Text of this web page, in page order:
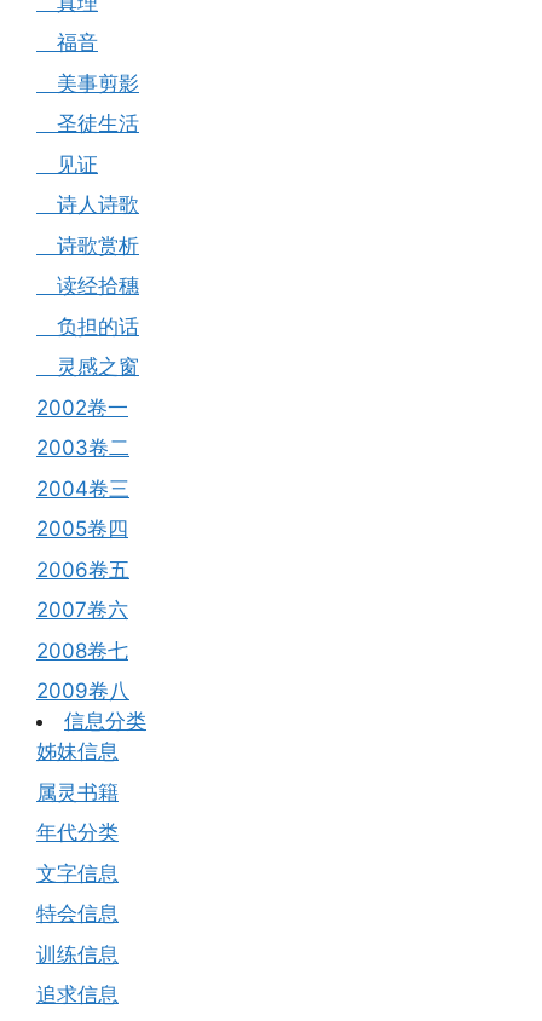
福音
美事剪影
圣徒生活
见证
诗人诗歌
诗歌赏析
读经拾穗
负担的话
灵感之窗
2002卷一
2003卷二
2004卷三
2005卷四
2006卷五
2007卷六
2008卷七
2009卷八
信息分类
姊妹信息
属灵书籍
年代分类
文字信息
特会信息
训练信息
追求信息